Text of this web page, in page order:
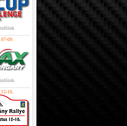
infóink
09.
infóink
16.